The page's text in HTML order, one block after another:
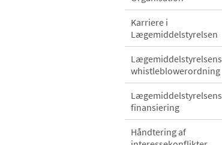
Karriere i
Lægemiddelstyrelsen
Lægemiddelstyrelsens
whistleblowerordning
Lægemiddelstyrelsens
finansiering
Håndtering af